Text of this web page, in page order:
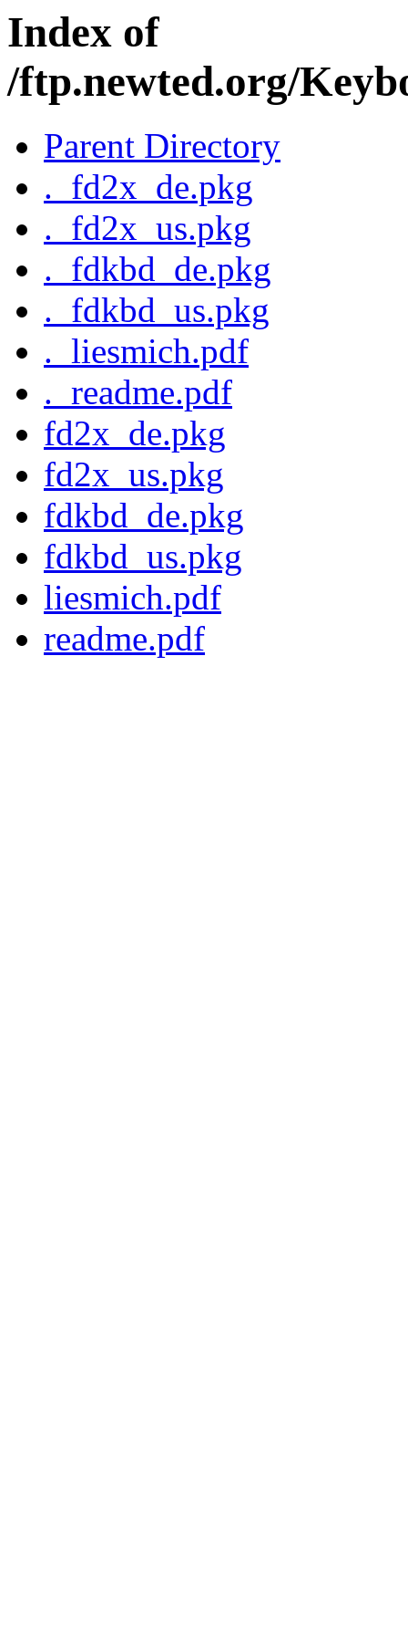
Index of
/ftp.newted.org/
Parent Directory
._fd2x_de.pkg
._fd2x_us.pkg
._fdkbd_de.pkg
._fdkbd_us.pkg
._liesmich.pdf
._readme.pdf
fd2x_de.pkg
fd2x_us.pkg
fdkbd_de.pkg
fdkbd_us.pkg
liesmich.pdf
readme.pdf